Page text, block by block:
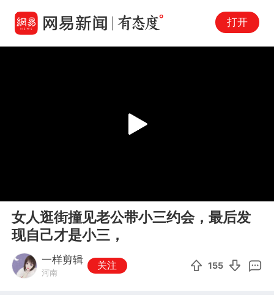
打开
Play
女人逛街撞见老公带小三约会，最后发
现自己才是小三，
一样剪辑
河南
关注 155